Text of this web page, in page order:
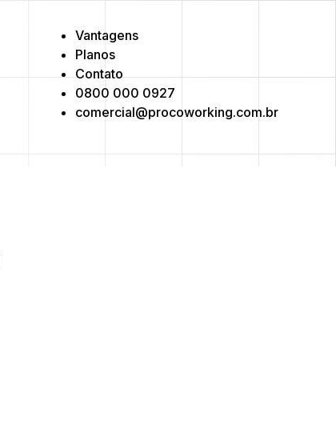
Vantagens
Planos
Contato
0800 000 0927
comercial@procoworking.com.br